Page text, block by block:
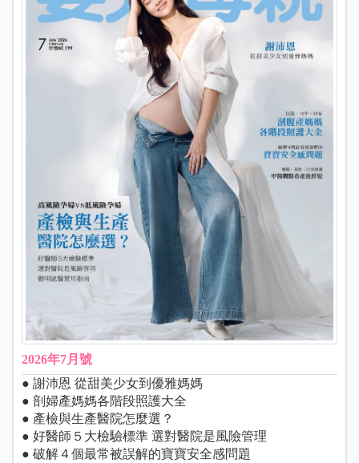
2026年7月號
● 謝沛恩 從甜美少女到優雅媽媽
● 剖婦產媽媽各階段照護大全
● 產檢與生產醫院怎麼選？
● 好醫師５大檢驗標準 選對醫院是風險管理
● 破解４個最常被誤解的寶寶安全感問題